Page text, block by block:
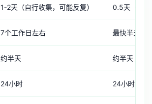
1-2天（自行收集，可能反复） 0.5天（有
7个工作日左右 最快半天出
约半天 约半天
24小时 24小时